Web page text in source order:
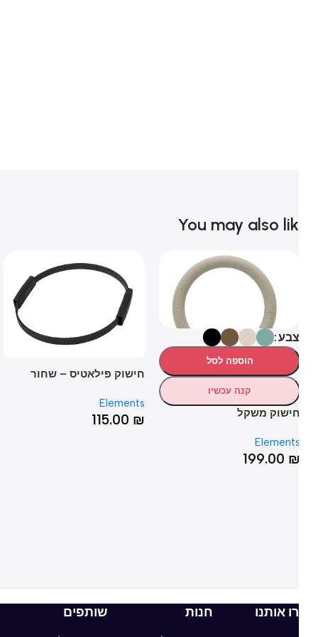
You may also
הוספה לסל
קנה עכשיו
משקל
199.00
חישוק פילאטיס – שחור
Elements
115.00
אותנו חנות שותפים